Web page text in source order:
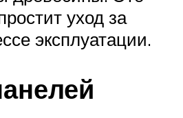
уход за
эксплуатации.